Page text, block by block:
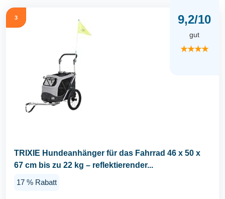
3 9,2/10
gut
★★★★
TRIXIE Hundeanhänger für das Fahrrad 46 x 50 x
67 cm bis zu 22 kg – reflektierender...
17 % Rabatt